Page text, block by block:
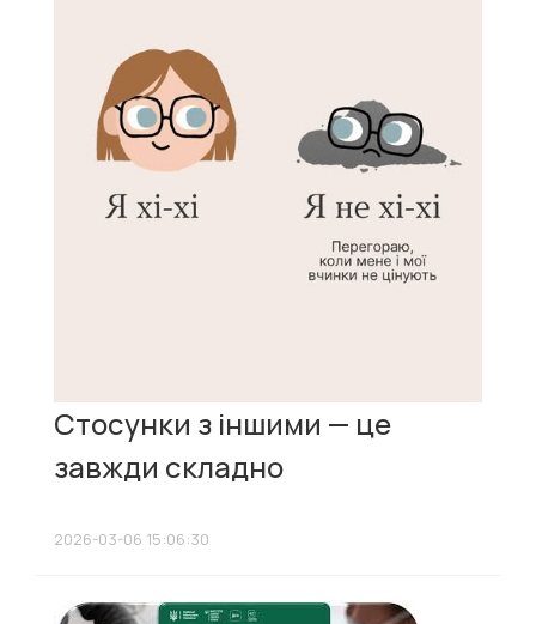
Стосунки з іншими — це
завжди складно
2026-03-06 15:06:30